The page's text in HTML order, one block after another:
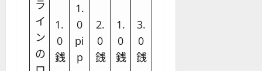
1.
0
銭
1.
0
pi
p
2.
0
銭
1.
0
銭
3.
0
銭